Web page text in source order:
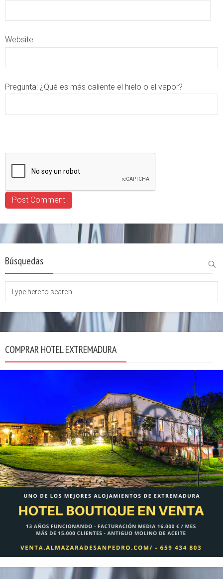
Website
Pregunta: ¿Qué es más caliente el hielo o el vapor?
Búsquedas
COMPRAR HOTEL EXTREMADURA